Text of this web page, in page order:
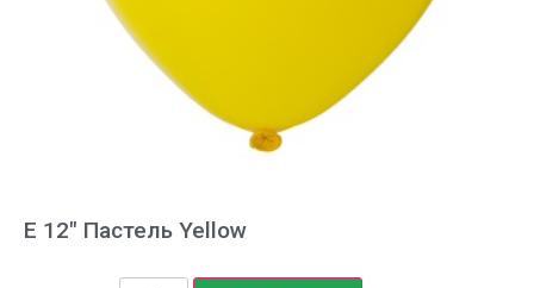
Е 12″ Пастель Yellow